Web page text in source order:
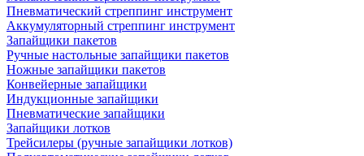
Пневматический стреппинг инструмент
Аккумуляторный стреппинг инструмент
Запайщики пакетов
Ручные настольные запайщики пакетов
Ножные запайщики пакетов
Конвейерные запайщики
Индукционные запайщики
Пневматические запайщики
Запайщики лотков
Трейсилеры (ручные запайщики лотков)